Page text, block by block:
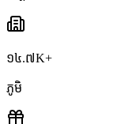
១៤.៧K+
ភូមិ